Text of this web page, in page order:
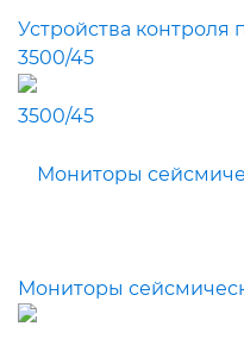
Устройства
3500/45
Мониторы